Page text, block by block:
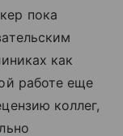
пока
как
работе еще
коллег,